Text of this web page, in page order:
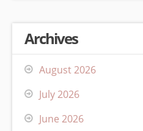
Archives
August 2026
July 2026
June 2026